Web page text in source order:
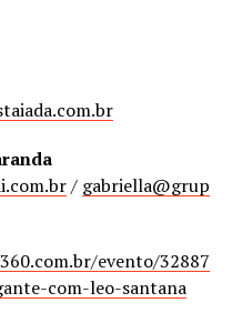
/ gabriella@grup
evento/32887
com-leo-santana